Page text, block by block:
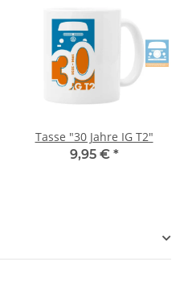
Tasse "30 Jahre IG T2"
9,95 € *